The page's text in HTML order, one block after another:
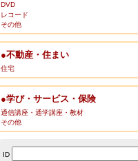
DVD
レコード
その他
●不動産・住まい
住宅
●学び・サービス・保険
通信講座・通学講座・教材
その他
ID